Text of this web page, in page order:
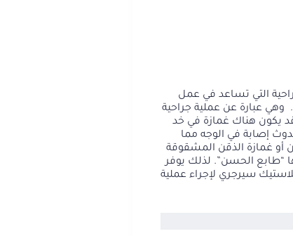
التي تساعد في عمل
عبارة عن عملية جراحية
يكون هناك غمازة في خد
إصابة في الوجه مما
أو غمازة الذقن المشقوقة
“طابع الحسن”. لذلك يوفر
سيرجري لإجراء عملية